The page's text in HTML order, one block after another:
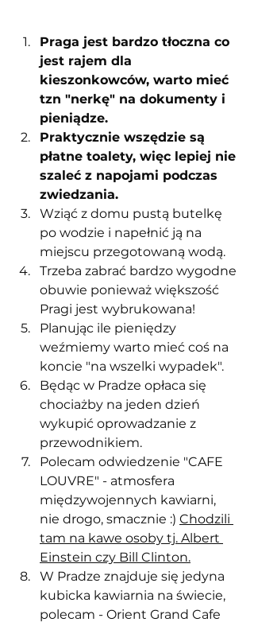
Praga jest bardzo tłoczna co
jest rajem dla
kieszonkowców, warto mieć
tzn "nerkę" na dokumenty i
pieniądze.
Praktycznie wszędzie są
płatne toalety, więc lepiej nie
szaleć z napojami podczas
zwiedzania.
Wziąć z domu pustą butelkę
po wodzie i napełnić ją na
miejscu przegotowaną wodą.
Trzeba zabrać bardzo wygodne
obuwie ponieważ większość
Pragi jest wybrukowana!
Planując ile pieniędzy
weźmiemy warto mieć coś na
koncie "na wszelki wypadek".
Będąc w Pradze opłaca się
chociażby na jeden dzień
wykupić oprowadzanie z
przewodnikiem.
Polecam odwiedzenie "CAFE
LOUVRE" - atmosfera
międzywojennych kawiarni,
nie drogo, smacznie :) Chodzili
tam na kawe osoby tj. Albert
Einstein czy Bill Clinton.
W Pradze znajduje się jedyna
kubicka kawiarnia na świecie,
polecam - Orient Grand Cafe